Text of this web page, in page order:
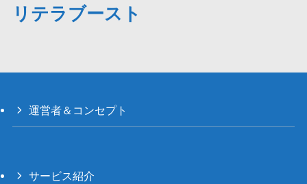
リテラブースト
運営者＆コンセプト
サービス紹介